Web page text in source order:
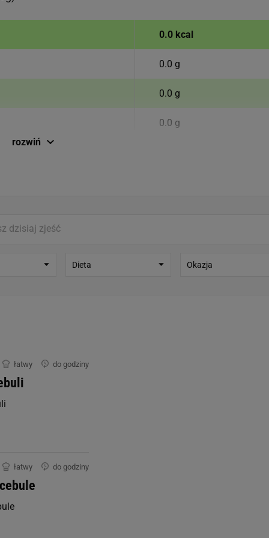
0.0 kcal
0.0 g
0.0 g
0.0 g
rozwiń
Dieta Okazja
łatwy do godziny
łatwy do godziny